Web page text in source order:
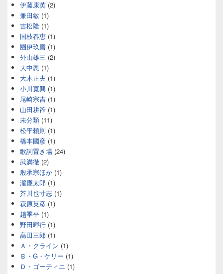
伊藤康英 (2)
兼田敏 (1)
吉松隆 (1)
国枝春恵 (1)
團伊玖磨 (1)
外山雄三 (2)
大中恩 (1)
大木正夫 (1)
小川寛興 (1)
尾崎宗吉 (1)
山田耕筰 (1)
未分類 (11)
松平頼則 (1)
橋本國彦 (1)
歌詞置き場 (24)
武満徹 (2)
殷承宗ほか (1)
瀧廉太郎 (1)
芥川也寸志 (1)
萩原英彦 (1)
趙季平 (1)
野田暉行 (1)
高田三郎 (1)
Ａ・クライン (1)
Ｂ・G・ケリー (1)
Ｄ・ゴーティエ (1)